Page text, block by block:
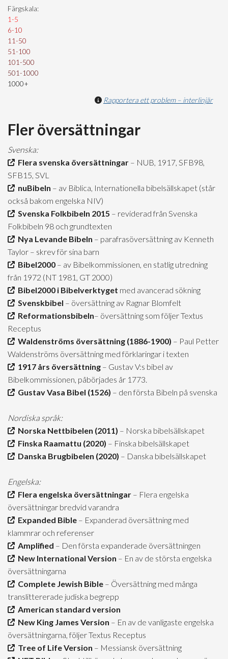
Färgskala:
1-5
6-10
11-50
51-100
101-500
501-1000
1000+
Rapportera ett problem – interlinjär
Fler översättningar
Svenska:
Flera svenska översättningar – NUB, 1917, SFB98,
SFB15, SVL
nuBibeln – av Biblica, Internationella bibelsällskapet (står
också bakom engelska NIV)
Svenska Folkbibeln 2015 – reviderad från Svenska
Folkbibeln 98 och grundtexten
Nya Levande Bibeln – parafrasöversättning av Kenneth
Taylor – skrev för sina barn
Bibel2000 – av Bibelkommissionen, en statlig utredning
från 1972 (NT 1981, GT 2000)
Bibel2000 i Bibelverktyget med avancerad sökning
Svenskbibel – översättning av Ragnar Blomfelt
Reformationsbibeln– översättning som följer Textus
Receptus
Waldenströms översättning (1886-1900) – Paul Petter
Waldenströms översättning med förklaringar i texten
1917 års översättning – Gustav V:s bibel av
Bibelkommissionen, påbörjades år 1773.
Gustav Vasa Bibel (1526) – den första Bibeln på svenska
Nordiska språk:
Norska Nettbibelen (2011) – Norska bibelsällskapet
Finska Raamattu (2020) – Finska bibelsällskapet
Danska Brugbibelen (2020) – Danska bibelsällskapet
Engelska:
Flera engelska översättningar – Flera engelska
översättningar bredvid varandra
Expanded Bible – Expanderad översättning med
klammrar och referenser
Amplified – Den första expanderade översättningen
New International Version – En av de största engelska
översättningarna
Complete Jewish Bible – Översättning med många
translittererade judiska begrepp
American standard version
New King James Version – En av de vanligaste engelska
översättningarna, följer Textus Receptus
Tree of Life Version – Messiansk översättning